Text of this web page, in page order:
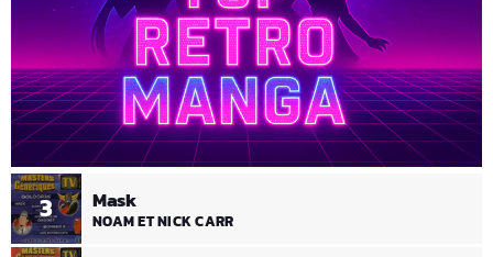
3 Mask
NOAM ET NICK CARR